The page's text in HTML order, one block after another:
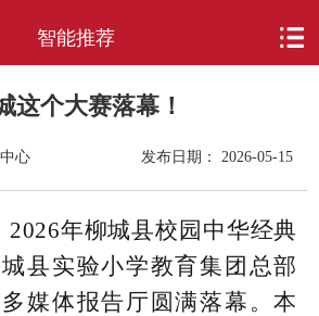
智能推荐
这个大赛落幕！
心 发布日期： 2026-05-15
2026年柳城县校园中华经典
县实验小学教育集团总部
多媒体报告厅圆满落幕。本